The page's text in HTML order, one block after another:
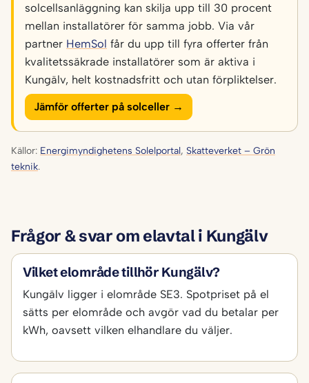
solcellsanläggning kan skilja upp till 30 procent
mellan installatörer för samma jobb. Via vår
partner HemSol får du upp till fyra offerter från
kvalitetssäkrade installatörer som är aktiva i
Kungälv, helt kostnadsfritt och utan förpliktelser.
Jämför offerter på solceller →
Källor: Energimyndighetens Solelportal, Skatteverket – Grön
teknik.
Frågor & svar om elavtal i Kungälv
Vilket elområde tillhör Kungälv?
Kungälv ligger i elområde SE3. Spotpriset på el
sätts per elområde och avgör vad du betalar per
kWh, oavsett vilken elhandlare du väljer.